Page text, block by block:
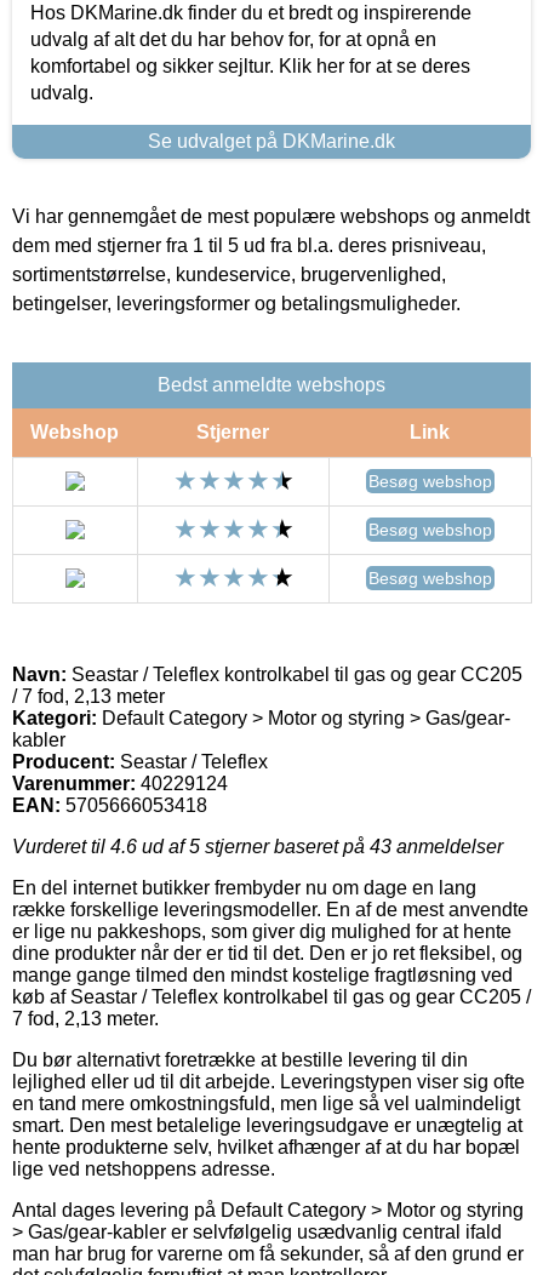
Hos DKMarine.dk finder du et bredt og inspirerende
udvalg af alt det du har behov for, for at opnå en
komfortabel og sikker sejltur. Klik her for at se deres
udvalg.
Se udvalget på DKMarine.dk
Vi har gennemgået de mest populære webshops og anmeldt
dem med stjerner fra 1 til 5 ud fra bl.a. deres prisniveau,
sortimentstørrelse, kundeservice, brugervenlighed,
betingelser, leveringsformer og betalingsmuligheder.
Bedst anmeldte webshops
Webshop Stjerner Link
Besøg webshop
Besøg webshop
Besøg webshop
Navn: Seastar / Teleflex kontrolkabel til gas og gear CC205
/ 7 fod, 2,13 meter
Kategori: Default Category > Motor og styring > Gas/gear-
kabler
Producent: Seastar / Teleflex
Varenummer: 40229124
EAN: 5705666053418
Vurderet til 4.6 ud af 5 stjerner baseret på 43 anmeldelser
En del internet butikker frembyder nu om dage en lang
række forskellige leveringsmodeller. En af de mest anvendte
er lige nu pakkeshops, som giver dig mulighed for at hente
dine produkter når der er tid til det. Den er jo ret fleksibel, og
mange gange tilmed den mindst kostelige fragtløsning ved
køb af Seastar / Teleflex kontrolkabel til gas og gear CC205 /
7 fod, 2,13 meter.
Du bør alternativt foretrække at bestille levering til din
lejlighed eller ud til dit arbejde. Leveringstypen viser sig ofte
en tand mere omkostningsfuld, men lige så vel ualmindeligt
smart. Den mest betalelige leveringsudgave er unægtelig at
hente produkterne selv, hvilket afhænger af at du har bopæl
lige ved netshoppens adresse.
Antal dages levering på Default Category > Motor og styring
> Gas/gear-kabler er selvfølgelig usædvanlig central ifald
man har brug for varerne om få sekunder, så af den grund er